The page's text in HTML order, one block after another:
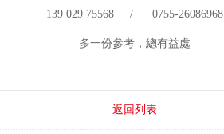
139 029 75568 / 0755-26086968
多一份參考，總有益處
返回列表